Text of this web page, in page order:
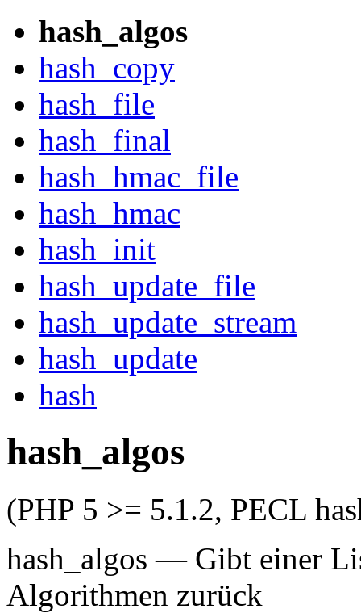
hash_algos
hash_copy
hash_file
hash_final
hash_hmac_file
hash_hmac
hash_init
hash_update_file
hash_update_stream
hash_update
hash
hash_algos
(PHP 5 >= 5.1.2, PECL
hash_algos — Gibt einer
Algorithmen zurück